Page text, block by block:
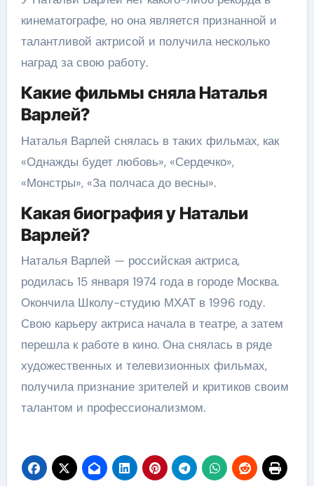
кинематографе, но она является признанной и
талантливой актрисой и получила несколько
наград за свою работу.
Какие фильмы сняла Наталья
Варлей?
Наталья Варлей снялась в таких фильмах, как
«Однажды будет любовь», «Сердечко»,
«Монстры», «За полчаса до весны».
Какая биография у Натальи
Варлей?
Наталья Варлей — российская актриса,
родилась 15 января 1974 года в городе Москва.
Окончила Школу-студию МХАТ в 1996 году.
Свою карьеру актриса начала в театре, а затем
перешла к работе в кино. Она снялась в ряде
художественных и телевизионных фильмах,
получила признание зрителей и критиков своим
талантом и профессионализмом.